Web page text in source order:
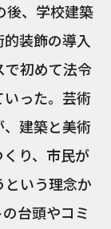
後、学校建築
装飾の導入
で初めて法令
った。芸術
建築と美術
り、市民が
という理念か
台頭やコミ